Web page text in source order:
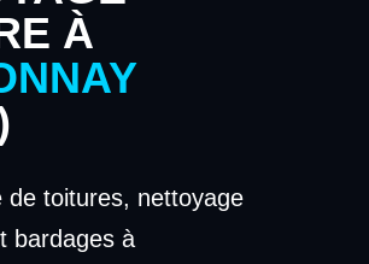
À
de toitures, nettoyage
bardages à